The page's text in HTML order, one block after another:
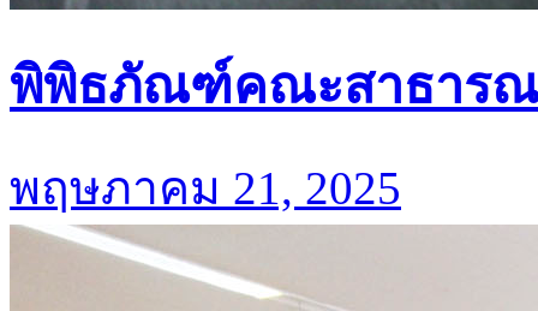
พิพิธภัณฑ์คณะสาธารณ
พฤษภาคม 21, 2025